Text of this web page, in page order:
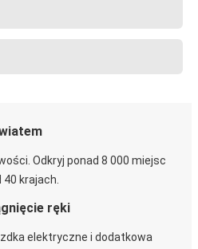
Odkryj ponad 8 000 miejsc
krajach.
ręki
elektryczne i dodatkowa